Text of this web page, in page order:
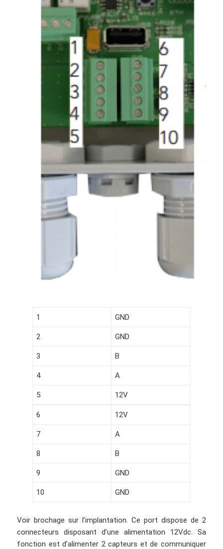
1 GND
2 GND
3 B
4 A
5 12V
6 12V
7 A
8 B
9 GND
10 GND
Voir brochage sur l’implantation. Ce port dispose de 2
connecteurs disposant d’une alimentation 12Vdc. Sa
fonction est d’alimenter 2 capteurs et de communiquer